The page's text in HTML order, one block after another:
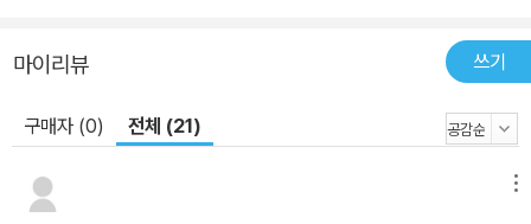
마이리뷰 쓰기
구매자 (0) 전체 (21)